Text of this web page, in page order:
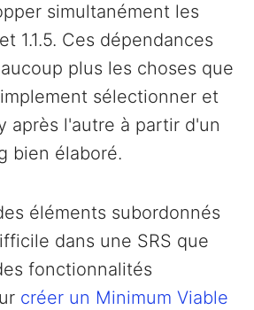
simultanément les
1.1.5. Ces dépendances
plus les choses que
sélectionner et
après l'autre à partir d'un
bien élaboré.
éléments subordonnés
dans une SRS que
fonctionnalités
créer un Minimum Viable